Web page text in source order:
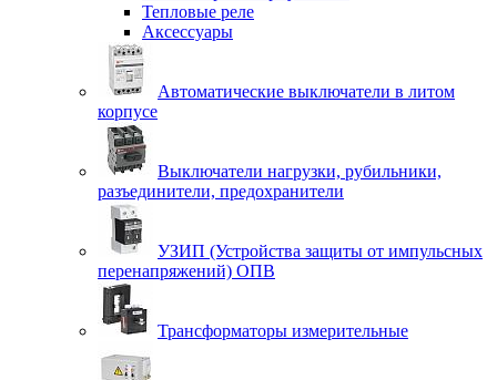
Тепловые реле
Аксессуары
Автоматические выключатели в литом
корпусе
Выключатели нагрузки, рубильники,
разъединители, предохранители
УЗИП (Устройства защиты от импульсных
перенапряжений) ОПВ
Трансформаторы измерительные